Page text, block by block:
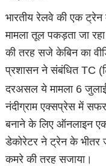
भारतीय रेलवे की एक
मामला तूल पकड़ता जा
की तरह सजे केबिन का
प्रशासन ने संबंधित TC
दरअसल ये मामला 6
नंदीग्राम एक्सप्रेस में
बनाने के लिए ऑनलाइन
डेकोरेटर ने ट्रेन के भीतर
कमरे की तरह सजाया।